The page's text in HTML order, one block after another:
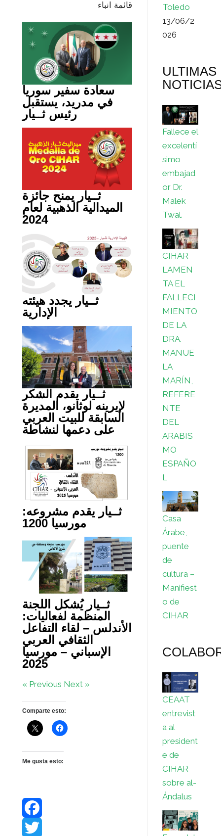
قائمة انباء
سعادة سفير سوريا
في مدريد، يستقبل
رئيس ثــيار
ثــيار يمنح جائزة
الميدالية الذهبية لعام
2024
ثــيار يجدد هيئته
الإدارية
ثــيار يقدم الشكر
لإيرينه لوثانو، المديرة
السابقة للبيت العربي
على دعمها لنشاطة
ثــيار يقدم مشروعه:
مورسيا 1200
ثــيار يُشكل اللجنة
المنظمة لفعاليات:
الأندلس – لقاء التفاعل
الثقافي العربي
الإسباني – مورسيا
2025
« Previous Next »
Comparte esto:
Me gusta esto:
F
Toledo
13/06/2
026
ULTIMAS
Fallece el
excelentí
simo
embajad
or Dr.
Malek
Twal.
CIHAR
LAMEN
TA EL
FALLECI
MIENTO
DE LA
DRA.
MANUE
LA
MARÍN,
REFERE
NTE
DEL
ARABIS
MO
ESPAÑO
L
Casa
Árabe,
puente
de
cultura –
Manifiest
o de
CIHAR
CEAAT
entrevist
a al
president
e de
CIHAR
sobre al-
Ándalus